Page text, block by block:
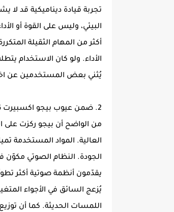
تجربة قيادة ديناميكية قد لا
البيئي، وليس على القوة أو
أكثر من المهام الثقيلة
الأداء. ولو كان الاستخدام
يُثني بعض المستخدمين عن
2. ضمن عيوب بيجو اكسبيرت 2026 المقصورة الداخلية البسيطة
من الواضح أن بيجو ركزت على
العالية. المواد المستخدمة
الجودة. النظام الصوتي
يقدّمون أنظمة صوتية أكثر
يُزعج السائق في الأجواء
اللمسات الحديثة. كما أن